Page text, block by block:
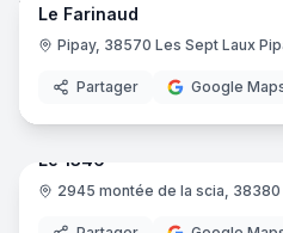
Le Farinaud
Pipay, 38570 Les Sept Laux
Partager Google
Le 1346
2945 montée de la scia,